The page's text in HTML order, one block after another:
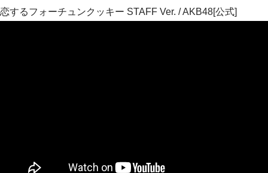
恋するフォーチュンクッキー STAFF Ver. / AKB48[公式]